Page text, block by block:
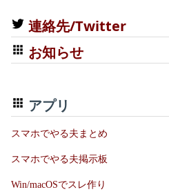
連絡先/Twitter
お知らせ
アプリ
スマホでやる夫まとめ
スマホでやる夫掲示板
Win/macOSでスレ作り